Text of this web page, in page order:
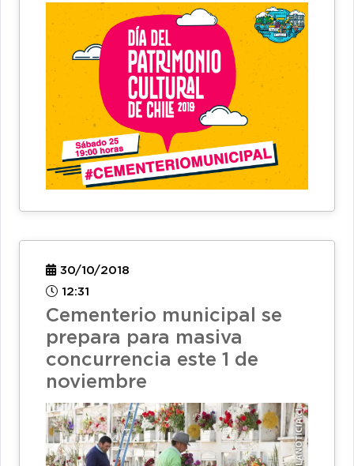
30/10/2018
12:31
Cementerio municipal se
prepara para masiva
concurrencia este 1 de
noviembre